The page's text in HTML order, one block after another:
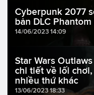
Cyberpunk 2077
bản DLC
14/06/2023 14:09
Star Wars
chi tiết về lối
nhiều thứ khác
13/06/2023 18:33